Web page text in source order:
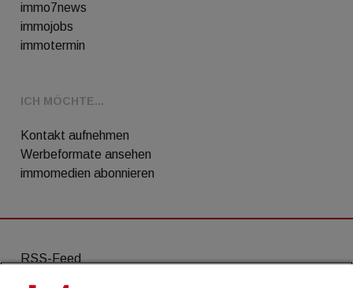
immo7news
immojobs
immotermin
ICH MÖCHTE...
Kontakt aufnehmen
Werbeformate ansehen
immomedien abonnieren
RSS-Feed